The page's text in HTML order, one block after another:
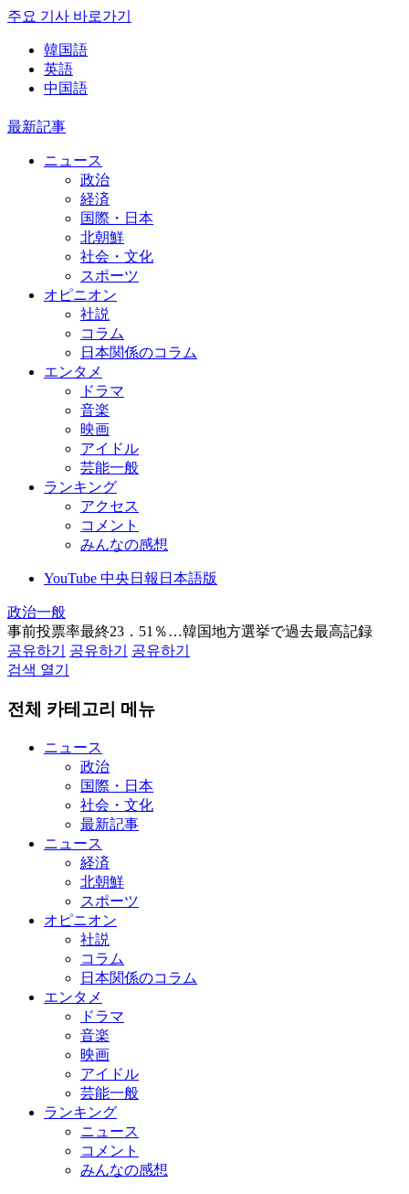
주요 기사 바로가기
韓国語
英語
中国語
最新記事
ニュース
政治
経済
国際・日本
北朝鮮
社会・文化
スポーツ
オピニオン
社説
コラム
日本関係のコラム
エンタメ
ドラマ
音楽
映画
アイドル
芸能一般
ランキング
アクセス
コメント
みんなの感想
YouTube 中央日報日本語版
政治一般
事前投票率最終23．51％…韓国地方選挙で過去最高記録
공유하기
공유하기
공유하기
검색 열기
전체 카테고리 메뉴
ニュース
政治
国際・日本
社会・文化
最新記事
ニュース
経済
北朝鮮
スポーツ
オピニオン
社説
コラム
日本関係のコラム
エンタメ
ドラマ
音楽
映画
アイドル
芸能一般
ランキング
ニュース
コメント
みんなの感想